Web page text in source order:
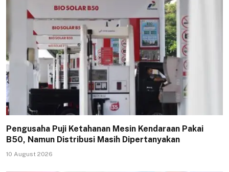
Pengusaha Puji Ketahanan Mesin Kendaraan Pakai
B50, Namun Distribusi Masih Dipertanyakan
10 August 2026